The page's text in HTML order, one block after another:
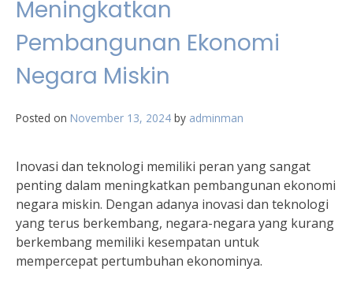
Meningkatkan
Pembangunan Ekonomi
Negara Miskin
Posted on November 13, 2024 by adminman
Inovasi dan teknologi memiliki peran yang sangat
penting dalam meningkatkan pembangunan ekonomi
negara miskin. Dengan adanya inovasi dan teknologi
yang terus berkembang, negara-negara yang kurang
berkembang memiliki kesempatan untuk
mempercepat pertumbuhan ekonominya.